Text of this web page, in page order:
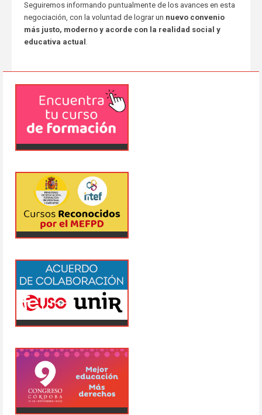
Seguiremos informando puntualmente de los avances en esta
negociación, con la voluntad de lograr un nuevo convenio
más justo, moderno y acorde con la realidad social y
educativa actual